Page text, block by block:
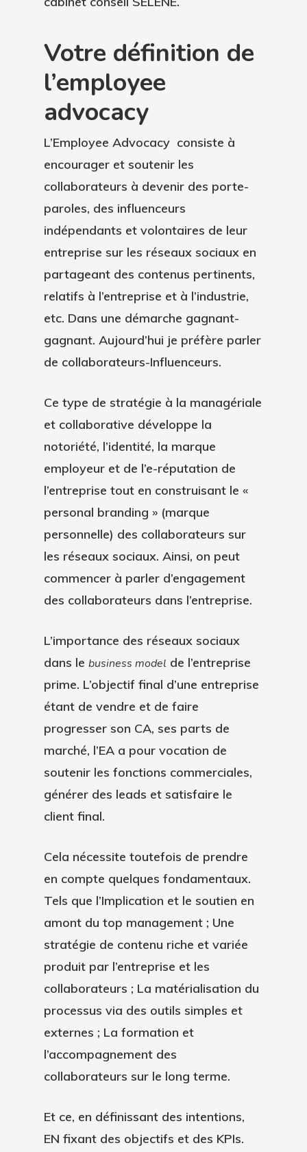
Votre définition de
l’employee
advocacy
L’Employee Advocacy consiste à
encourager et soutenir les
collaborateurs à devenir des porte-
paroles, des influenceurs
indépendants et volontaires de leur
entreprise sur les réseaux sociaux en
partageant des contenus pertinents,
relatifs à l’entreprise et à l’industrie,
etc. Dans une démarche gagnant-
gagnant. Aujourd’hui je préfère parler
de collaborateurs-Influenceurs.
Ce type de stratégie à la managériale
et collaborative développe la
notoriété, l’identité, la marque
employeur et de l’e-réputation de
l’entreprise tout en construisant le «
personal branding » (marque
personnelle) des collaborateurs sur
les réseaux sociaux. Ainsi, on peut
commencer à parler d’engagement
des collaborateurs dans l’entreprise.
L’importance des réseaux sociaux
dans le business model de l’entreprise
prime. L’objectif final d’une entreprise
étant de vendre et de faire
progresser son CA, ses parts de
marché, l’EA a pour vocation de
soutenir les fonctions commerciales,
générer des leads et satisfaire le
client final.
Cela nécessite toutefois de prendre
en compte quelques fondamentaux.
Tels que l’Implication et le soutien en
amont du top management ; Une
stratégie de contenu riche et variée
produit par l’entreprise et les
collaborateurs ; La matérialisation du
processus via des outils simples et
externes ; La formation et
l’accompagnement des
collaborateurs sur le long terme.
Et ce, en définissant des intentions,
EN fixant des objectifs et des KPIs.